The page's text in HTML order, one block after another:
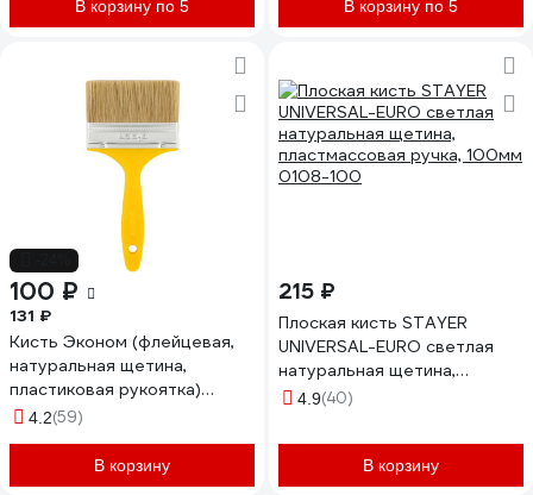
В корзину по 5 В корзину по 5
100 ₽
131 ₽
Кисть Эконом (флейцевая,
натуральная щетина,
пластиковая рукоятка)
100мм Biber 31256
4.2(59)
В корзину
215 ₽
Плоская кисть STAYER
UNIVERSAL-EURO светлая
натуральная щетина,
пластмассовая ручка, 100мм
4.9(40)
В корзину